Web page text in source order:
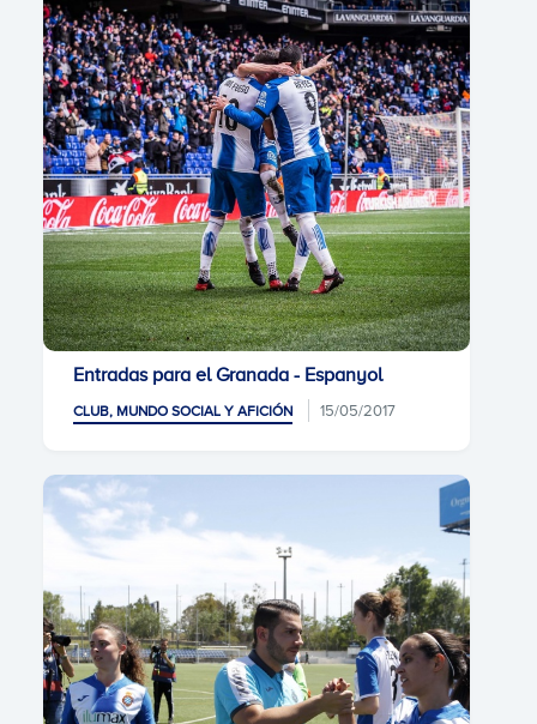
Entradas para el Granada - Espanyol
CLUB, MUNDO SOCIAL Y AFICIÓN 15/05/2017